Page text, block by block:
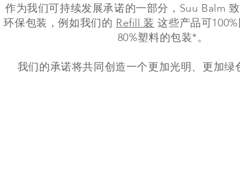
作为我们可持续发展承诺的一部分，Suu Balm
环保包装，例如我们的 Refill 装 这些产品可
80%塑料的包装*。
我们的承诺将共同创造一个更加光明、更加绿